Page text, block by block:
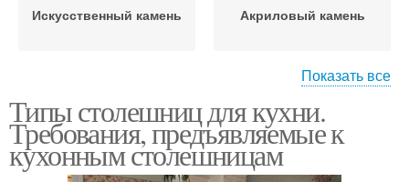
Искусственный камень Акриловый камень
Жидкий камень
искусственного камня
Показать все
Типы столешниц для кухни.
Требования, предъявляемые к
кухонным столешницам